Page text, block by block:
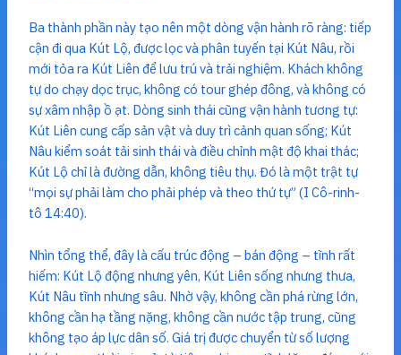
Ba thành phần này tạo nên một dòng vận hành rõ ràng: tiếp
cận đi qua Kút Lộ, được lọc và phân tuyến tại Kút Nâu, rồi
mới tỏa ra Kút Liên để lưu trú và trải nghiệm. Khách không
tự do chạy dọc trục, không có tour ghép đông, và không có
sự xâm nhập ồ ạt. Dòng sinh thái cũng vận hành tương tự:
Kút Liên cung cấp sản vật và duy trì cảnh quan sống; Kút
Nâu kiểm soát tải sinh thái và điều chỉnh mật độ khai thác;
Kút Lộ chỉ là đường dẫn, không tiêu thụ. Đó là một trật tự
“mọi sự phải làm cho phải phép và theo thứ tự” (I Cô-rinh-
tô 14:40).
Nhìn tổng thể, đây là cấu trúc động – bán động – tĩnh rất
hiếm: Kút Lộ động nhưng yên, Kút Liên sống nhưng thưa,
Kút Nâu tĩnh nhưng sâu. Nhờ vậy, không cần phá rừng lớn,
không cần hạ tầng nặng, không cần nước tập trung, cũng
không tạo áp lực dân số. Giá trị được chuyển từ số lượng